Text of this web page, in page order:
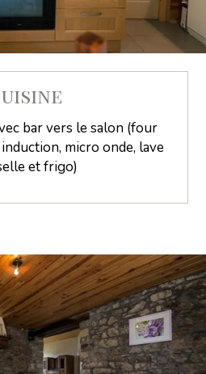
bar vers le salon (four
micro onde, lave
et frigo)